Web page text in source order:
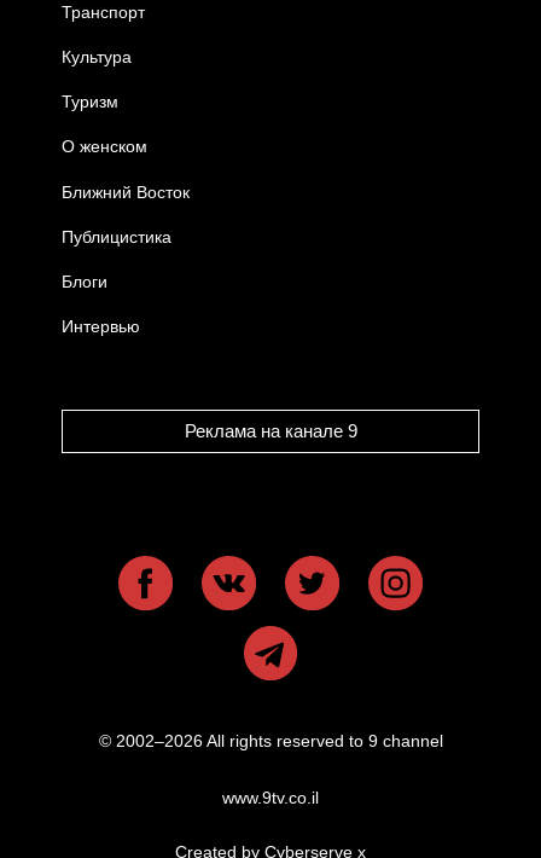
Транспорт
Культура
Туризм
О женском
Ближний Восток
Публицистика
Блоги
Интервью
Реклама на канале 9
© 2002–2026 All rights reserved to 9 channel
www.9tv.co.il
Created by Cyberserve x